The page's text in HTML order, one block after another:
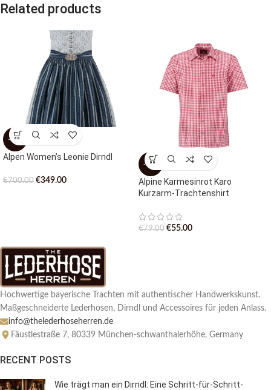
Related products
-50%
Alpen Women’s Leonie Dirndl
€700.00 €349.00
-30%
Alpine Karmesinrot Karo
Kurzarm-Trachtenshirt
€79.00 €55.00
Hochwertige bayerische Trachten mit authentischer Handwerkskunst.
Maßgeschneiderte Lederhosen, Dirndl und Accessoires für jeden Anlass.
info@thelederhoseherren.de
Fäustlestraße 7, 80339 München-schwanthalerhöhe, Germany
RECENT POSTS
Wie trägt man ein Dirndl: Eine Schritt-für-Schritt-